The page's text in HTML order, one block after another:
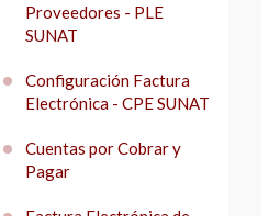
Proveedores - PLE
SUNAT
Configuración Factura
Electrónica - CPE SUNAT
Cuentas por Cobrar y
Pagar